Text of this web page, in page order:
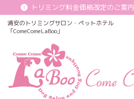
トリミング料金価格改定のご案内
浦安のトリミングサロン・ペットホテル
「ComeComeLaBoo」